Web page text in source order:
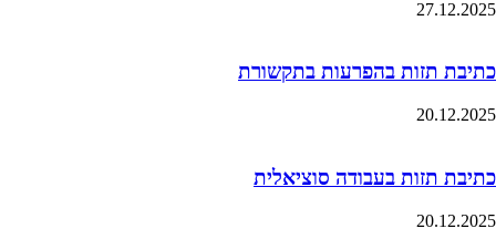
27.12.2025
כתיבת תזות בהפרעות בתקשורת
20.12.2025
כתיבת תזות בעבודה סוציאלית
20.12.2025